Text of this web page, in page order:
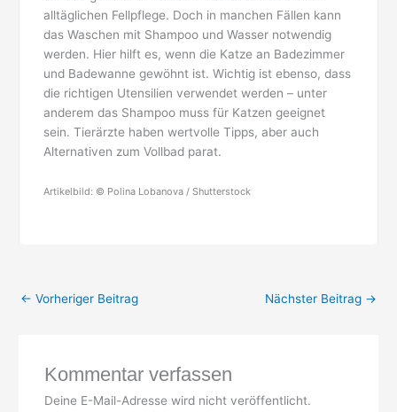
alltäglichen Fellpflege. Doch in manchen Fällen kann
das Waschen mit Shampoo und Wasser notwendig
werden. Hier hilft es, wenn die Katze an Badezimmer
und Badewanne gewöhnt ist. Wichtig ist ebenso, dass
die richtigen Utensilien verwendet werden – unter
anderem das Shampoo muss für Katzen geeignet
sein. Tierärzte haben wertvolle Tipps, aber auch
Alternativen zum Vollbad parat.
Artikelbild: © Polina Lobanova / Shutterstock
← Vorheriger Beitrag Nächster Beitrag →
Kommentar verfassen
Deine E-Mail-Adresse wird nicht veröffentlicht.